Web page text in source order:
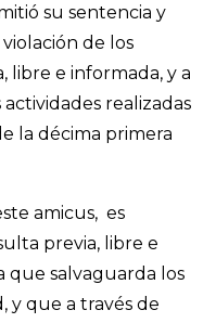
su sentencia y
de los
libre e informada, y a
realizadas
la décima primera
amicus, es
previa, libre e
que salvaguarda los
y que a través de